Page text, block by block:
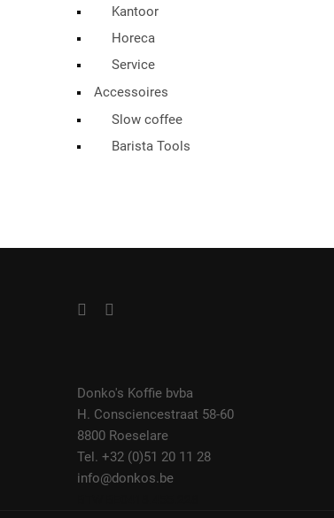
Kantoor
Horeca
Service
Accessoires
Slow coffee
Barista Tools
Donko's Koffie bvba
H. Consciencestraat 58-60
8800 Roeselare
Tel. +32 (0)51 20 11 28
info@donkos.be